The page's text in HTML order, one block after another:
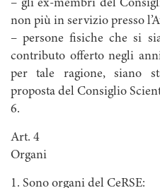
– gli ex-membri del
non più in servizio presso
– persone fisiche che si
contributo offerto negli
per tale ragione, siano
proposta del Consiglio
6.
Art. 4
Organi
1. Sono organi del CeRSE: